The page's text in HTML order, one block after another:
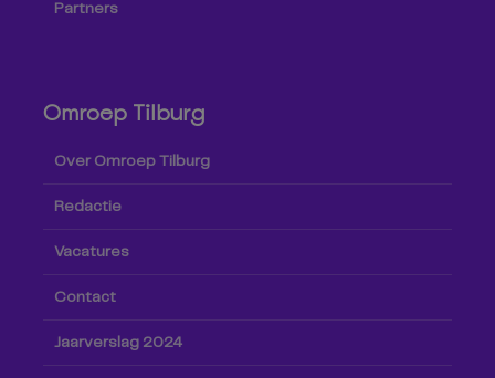
Partners
Omroep Tilburg
Over Omroep Tilburg
Redactie
Vacatures
Contact
Jaarverslag 2024